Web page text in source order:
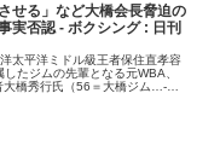
せる」など大橋会長脅迫の
実否認 - ボクシング : 日刊
太平洋ミドル級王者保住直孝容
たジムの先輩となる元WBA、
橋秀行氏（56＝大橋ジム…-日